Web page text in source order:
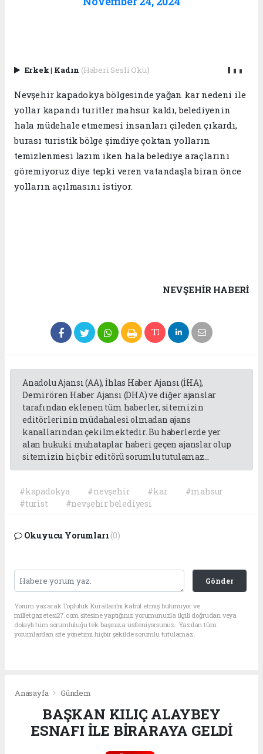
Erkek| Kadın (Haberi Sesli Oku)
Nevşehir kapadokya bölgesinde yağan kar nedeni ile
yollar kapandı turitler mahsur kaldı, belediyenin
hala müdehale etmemesi insanları çileden çıkardı,
burası turistik bölge şimdiye çoktan yolların
temizlenmesi lazım iken hala belediye araçlarını
göremiyoruz diye tepki veren vatandaşla biran önce
yolların açılmasını istiyor.
NEVŞEHIR HABERİ
Anadolu Ajansı (AA), İhlas Haber Ajansı (İHA),
Demirören Haber Ajansı (DHA) ve diğer ajanslar
tarafından eklenen tüm haberler, sitemizin
editörlerinin müdahalesi olmadan ajans
kanallarından çekilmektedir. Bu haberlerde yer
alan hukuki muhataplar haberi geçen ajanslar olup
sitemizin hiç bir editörü sorumlu tutulamaz...
#kapadokya #nevşehir #kar
#mahsur
#turist
#nevşehir belediyesi
Okuyucu Yorumları (0)
Gönder
Yorum yazarak Topluluk Kuralları’nı kabul etmiş bulunuyor ve
milletgazetesi27.com sitesine yaptığınız yorumunuzla ilgili doğrudan veya
dolaylı tüm sorumluluğu tek başınıza üstleniyorsunuz. Yazılan tüm
yorumlardan site yönetimi hiçbir şekilde sorumlu tutulamaz.
Anasayfa Gündem
BAŞKAN KILIÇ ALAYBEY
ESNAFI İLE BİRARAYA GELDİ